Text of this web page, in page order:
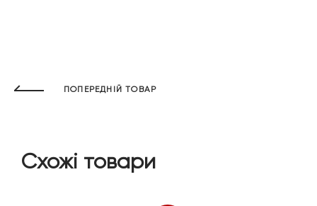
ПОПЕРЕДНІЙ ТОВАР
Схожі товари